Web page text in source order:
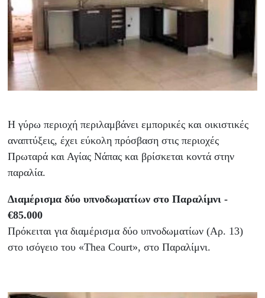
Η γύρω περιοχή περιλαμβάνει εμπορικές και οικιστικές
αναπτύξεις, έχει εύκολη πρόσβαση στις περιοχές
Πρωταρά και Αγίας Νάπας και βρίσκεται κοντά στην
παραλία.
Διαμέρισμα δύο υπνοδωματίων στο Παραλίμνι -
€85.000
Πρόκειται για διαμέρισμα δύο υπνοδωματίων (Αρ. 13)
στο ισόγειο του «Thea Court», στο Παραλίμνι.